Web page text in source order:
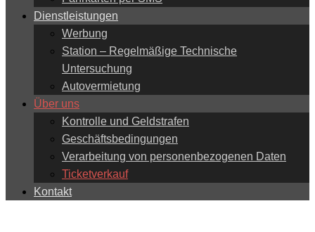
Dienstleistungen
Werbung
Station – Regelmäßige Technische
Untersuchung
Autovermietung
Über uns
Kontrolle und Geldstrafen
Geschäftsbedingungen
Verarbeitung von personenbezogenen Daten
Ticketverkauf
Kontakt